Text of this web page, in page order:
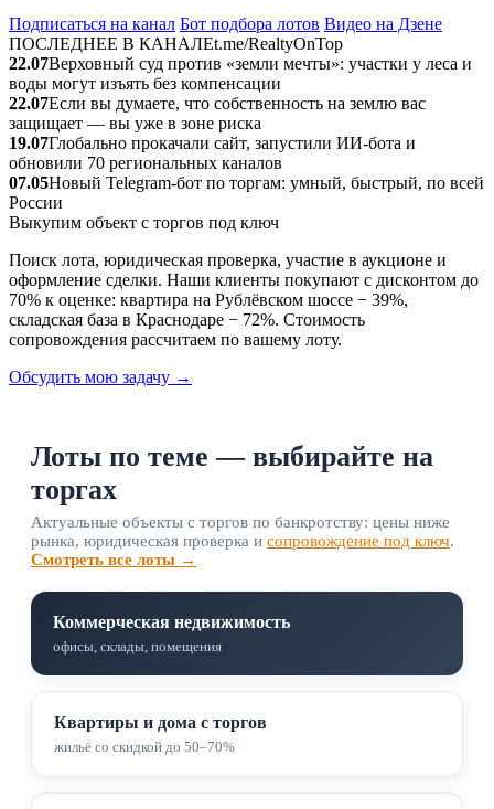
Подписаться на канал Бот подбора лотов Видео на Дзене
ПОСЛЕДНЕЕ В КАНАЛЕt.me/RealtyOnTop
22.07Верховный суд против «земли мечты»: участки у леса и
воды могут изъять без компенсации
22.07Если вы думаете, что собственность на землю вас
защищает — вы уже в зоне риска
19.07Глобально прокачали сайт, запустили ИИ‑бота и
обновили 70 региональных каналов
07.05Новый Telegram‑бот по торгам: умный, быстрый, по всей
России
Выкупим объект с торгов под ключ
Поиск лота, юридическая проверка, участие в аукционе и
оформление сделки. Наши клиенты покупают с дисконтом до
70% к оценке: квартира на Рублёвском шоссе − 39%,
складская база в Краснодаре − 72%. Стоимость
сопровождения рассчитаем по вашему лоту.
Обсудить мою задачу →
Лоты по теме — выбирайте на
торгах
Актуальные объекты с торгов по банкротству: цены ниже
рынка, юридическая проверка и сопровождение под ключ.
Смотреть все лоты →
Коммерческая недвижимость
офисы, склады, помещения
Квартиры и дома с торгов
жильё со скидкой до 50–70%